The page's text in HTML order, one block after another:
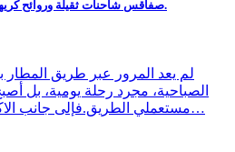
صفاقس شاحنات ثقيلة وروائح كريهة: معاناة يومية على طريق المطار.
لم يعد المرور عبر طريق
الصباحية، مجرد رحلة يومية، بل
مستعملي الطريق.فإلى جانب الاكتظاظ المروري، تتكرر يوميا…